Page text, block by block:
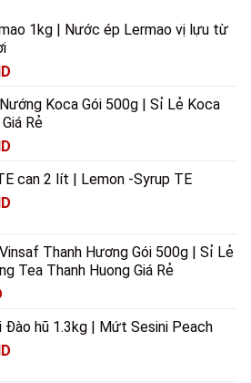
1kg | Nước ép Lermao vị lựu từ
Koca Gói 500g | Sỉ Lẻ Koca
Rẻ
can 2 lít | Lemon -Syrup TE
Thanh Hương Gói 500g | Sỉ Lẻ
Tea Thanh Huong Giá Rẻ
Đào hũ 1.3kg | Mứt Sesini Peach